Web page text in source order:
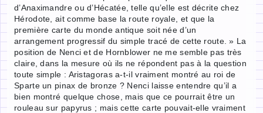
d’Anaximandre ou d’Hécatée, telle qu’elle est décrite chez
Hérodote, ait comme base la route royale, et que la
première carte du monde antique soit née d’un
arrangement progressif du simple tracé de cette route. » La
position de Nenci et de Hornblower ne me semble pas très
claire, dans la mesure où ils ne répondent pas à la question
toute simple : Aristagoras a-t-il vraiment montré au roi de
Sparte un pinax de bronze ? Nenci laisse entendre qu’il a
bien montré quelque chose, mais que ce pourrait être un
rouleau sur papyrus ; mais cette carte pouvait-elle vraiment